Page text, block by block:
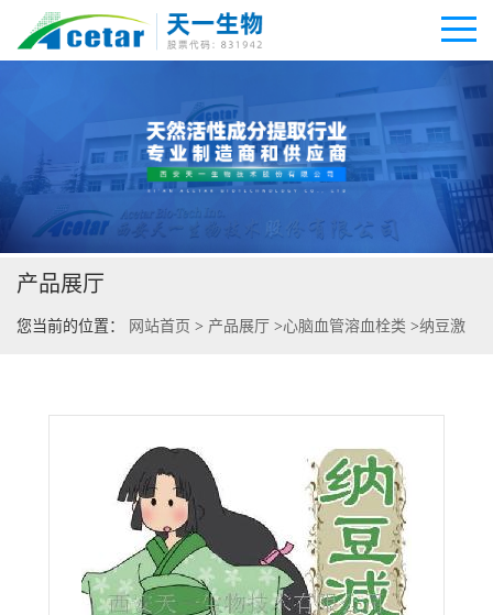
公司首页
公司介绍
公司动态
产品展厅
产品展厅
您当前的位置： 网站首页 > 产品展厅 >心脑血管溶血栓类 >纳豆激